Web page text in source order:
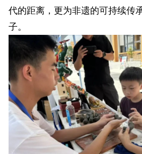
代的距离，更为非遗的可持续传
子。